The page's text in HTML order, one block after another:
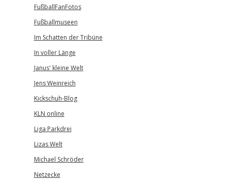
FußballFanFotos
Fußballmuseen
Im Schatten der Tribüne
In voller Länge
Janus' kleine Welt
Jens Weinreich
Kickschuh-Blog
KLN online
Liga Parkdrei
Lizas Welt
Michael Schröder
Netzecke